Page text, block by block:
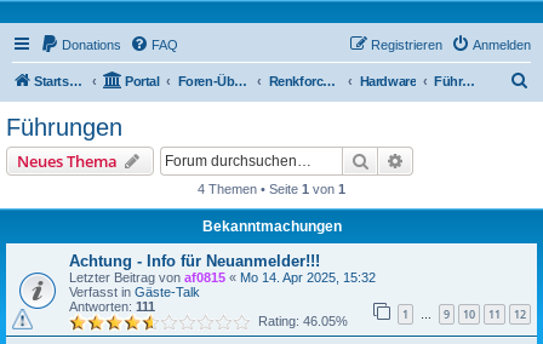
Donations FAQ Anmelden
Registrieren
Startseite Portal Foren-Übersicht Renkforce RF2000 Forum Hardware Führungen
Führungen
Neues Thema Suche
4 Themen • Seite 1 von 1
Bekanntmachungen
Achtung - Info für Neuanmelder!!!
Letzter Beitrag von af0815 « Mo 14. Apr 2025, 15:32
Verfasst in Gäste-Talk
Antworten: 111 1 … 9 10 11 12
Rating: 46.05%